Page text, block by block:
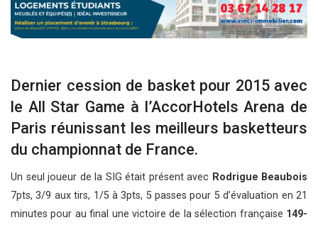
Dernier cession de basket pour 2015 avec
le All Star Game à l’AccorHotels Arena de
Paris réunissant les meilleurs basketteurs
du championnat de France.
Un seul joueur de la SIG était présent avec Rodrigue Beaubois
7pts, 3/9 aux tirs, 1/5 à 3pts, 5 passes pour 5 d’évaluation en 21
minutes pour au final une victoire de la sélection française 149-